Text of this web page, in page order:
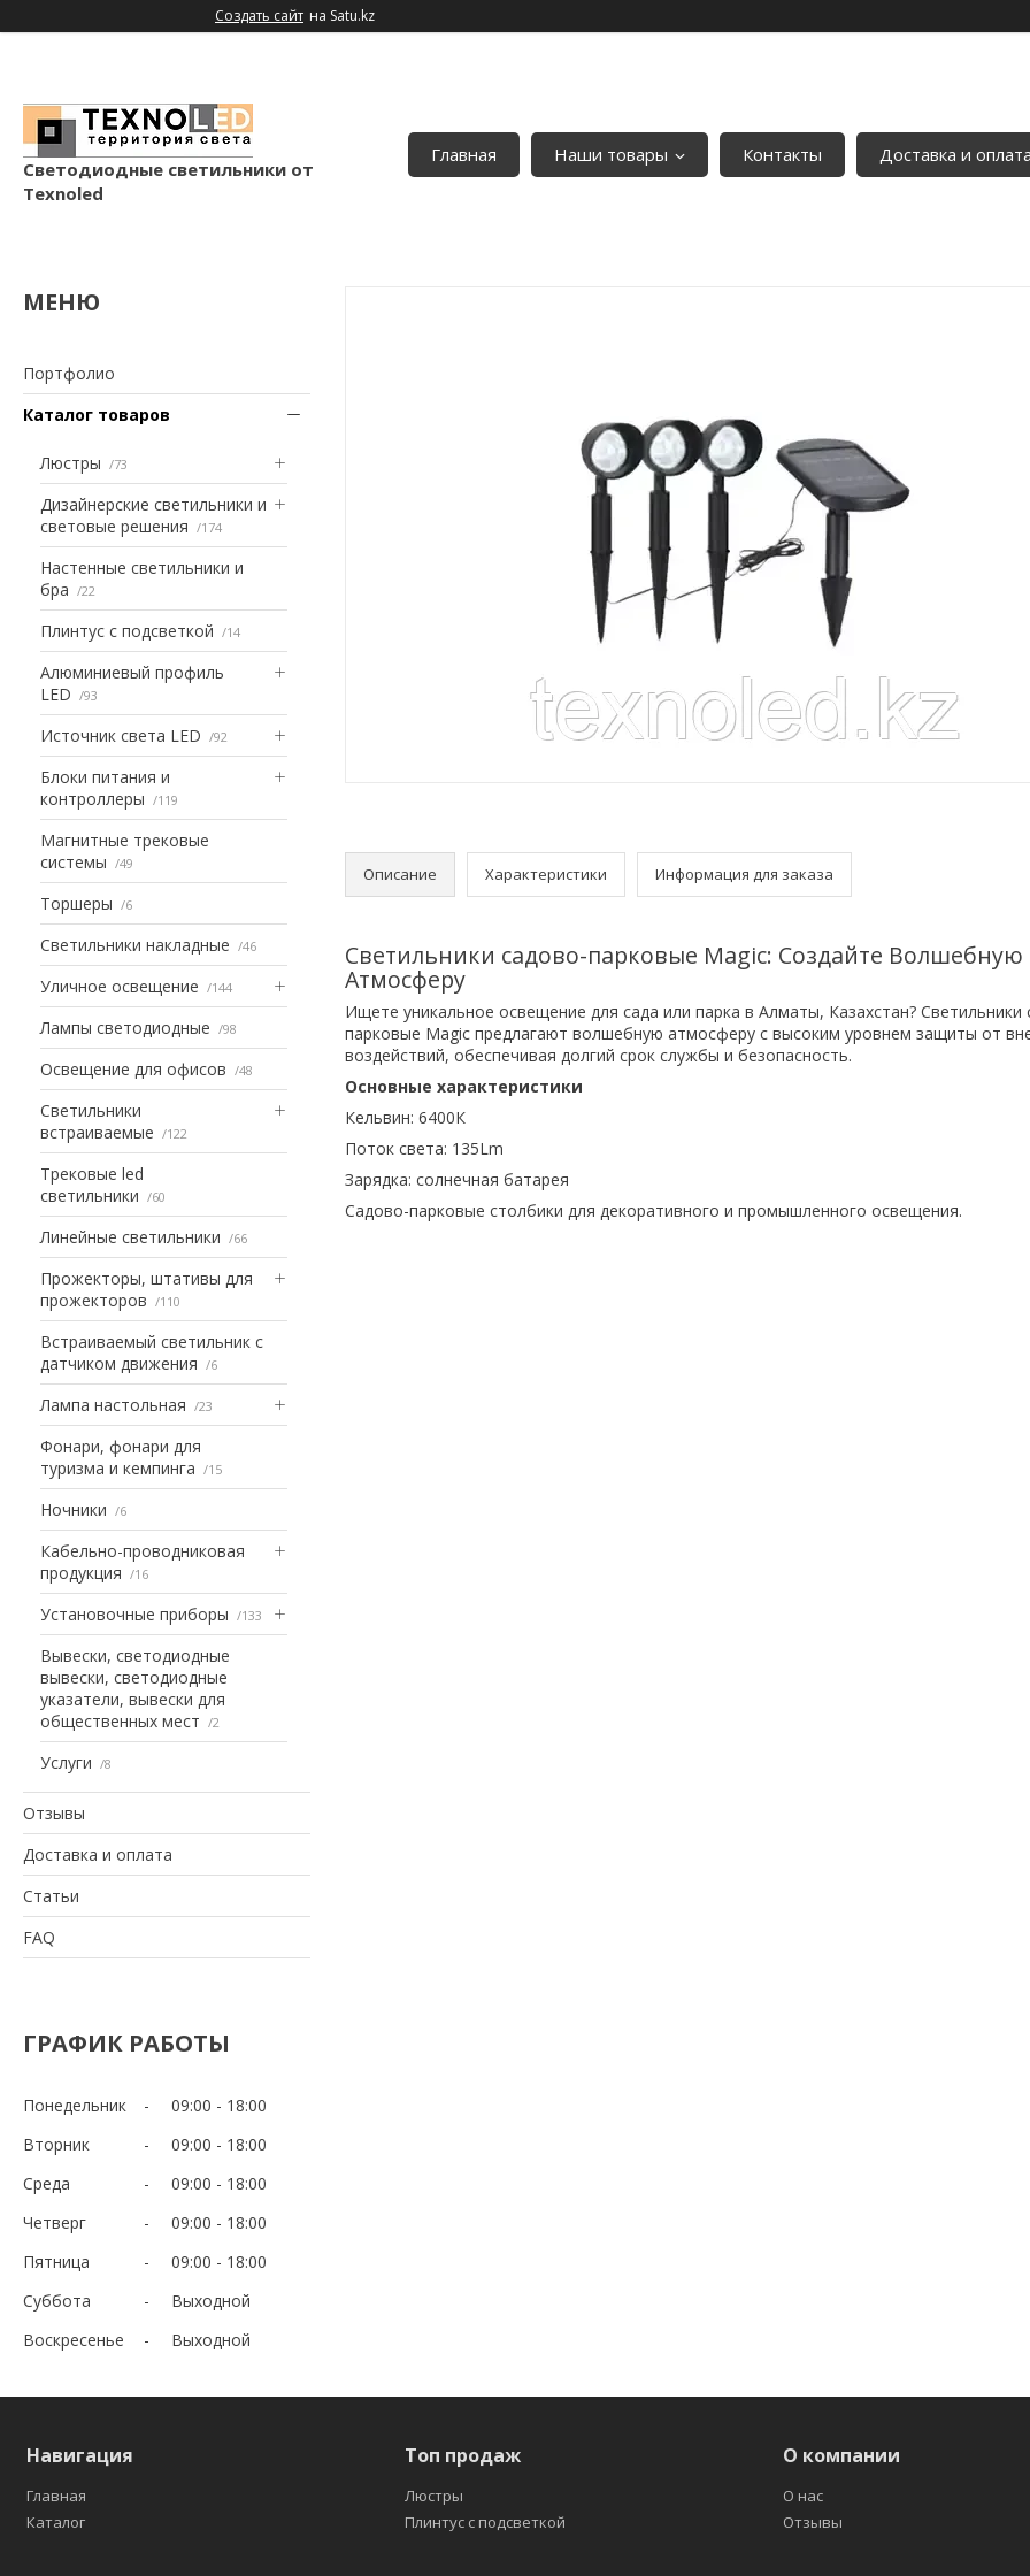
Создать сайт на Satu.kz
Светодиодные светильники от
Texnoled
Главная Наши товары Контакты Доставка и оплата
Портфолио
Каталог товаров
Люстры 73
Дизайнерские светильники и
световые решения
174
Настенные светильники и
бра
22
Плинтус с подсветкой 14
Алюминиевый профиль
LED
93
Источник света LED 92
Блоки питания и
контроллеры
119
Магнитные трековые
системы
49
Торшеры 6
Светильники накладные 46
Уличное освещение 144
Лампы светодиодные 98
Освещение для офисов 48
Светильники
встраиваемые
122
Трековые led
светильники
60
Линейные светильники 66
Прожекторы, штативы для
прожекторов
110
Встраиваемый светильник с
датчиком движения
6
Лампа настольная 23
Фонари, фонари для
туризма и кемпинга
15
Ночники 6
Кабельно-проводниковая
продукция
16
Установочные приборы 133
Вывески, светодиодные
вывески, светодиодные
указатели, вывески для
общественных мест
2
Услуги 8
Отзывы
Доставка и оплата
Статьи
FAQ
ГРАФИК РАБОТЫ
Понедельник 09:00
18:00
Вторник
09:00
18:00
Среда
09:00
18:00
Четверг
09:00
18:00
Пятница
09:00
18:00
Суббота
Выходной
Воскресенье
Выходной
Описание Характеристики Информация для заказа
Светильники садово-парковые Magic: Создайте Волшебную
Атмосферу
Ищете уникальное освещение для сада или парка в Алматы, Казахстан? Светильники
парковые Magic предлагают волшебную атмосферу с высоким уровнем защиты от
воздействий, обеспечивая долгий срок службы и безопасность.
Основные характеристики
Кельвин: 6400К
Поток света: 135Lm
Зарядка: солнечная батарея
Садово-парковые столбики для декоративного и промышленного освещения.
Навигация
Главная
Каталог
Топ продаж
Люстры
Плинтус с подсветкой
О компании
О нас
Отзывы